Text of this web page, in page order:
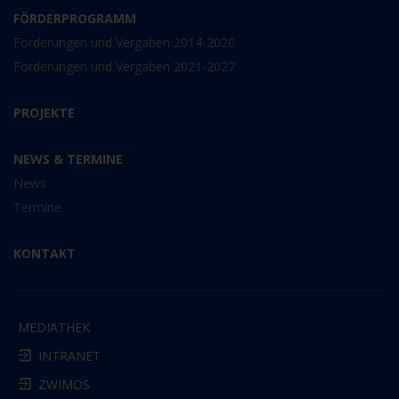
FÖRDERPROGRAMM
Förderungen und Vergaben 2014-2020
Förderungen und Vergaben 2021-2027
PROJEKTE
NEWS & TERMINE
News
Termine
KONTAKT
MEDIATHEK
INTRANET
ZWIMOS